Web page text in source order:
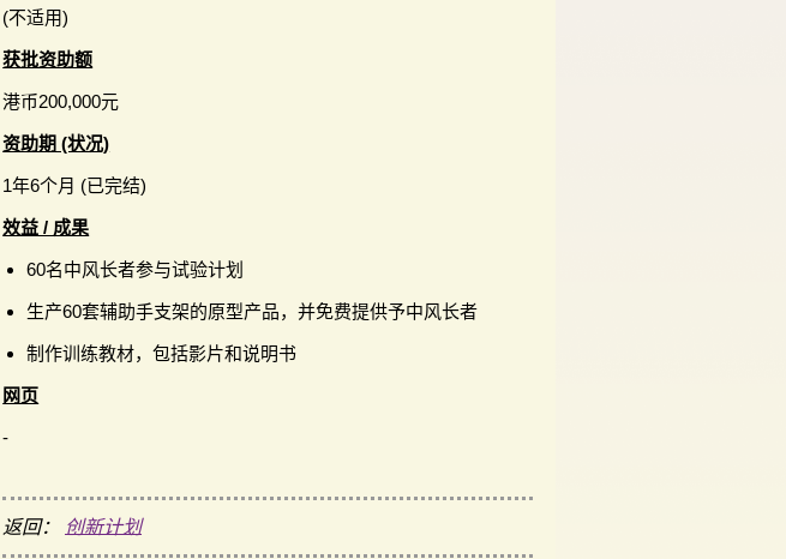
(不适用)
获批资助额
港币200,000元
资助期 (状况)
1年6个月 (已完结)
效益 / 成果
60名中风长者参与试验计划
生产60套辅助手支架的原型产品，并免费提供予中风长者
制作训练教材，包括影片和说明书
网页
-
返回： 创新计划